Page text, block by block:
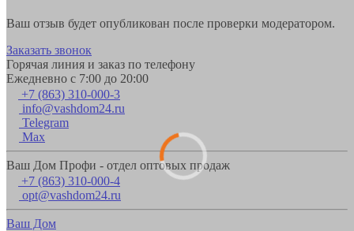
Ваш отзыв будет опубликован после проверки модератором.
Заказать звонок
Горячая линия и заказ по телефону
Ежедневно с 7:00 до 20:00
+7 (863) 310-000-3
info@vashdom24.ru
Telegram
Max
Ваш Дом Профи - отдел оптовых продаж
+7 (863) 310-000-4
opt@vashdom24.ru
Ваш Дом